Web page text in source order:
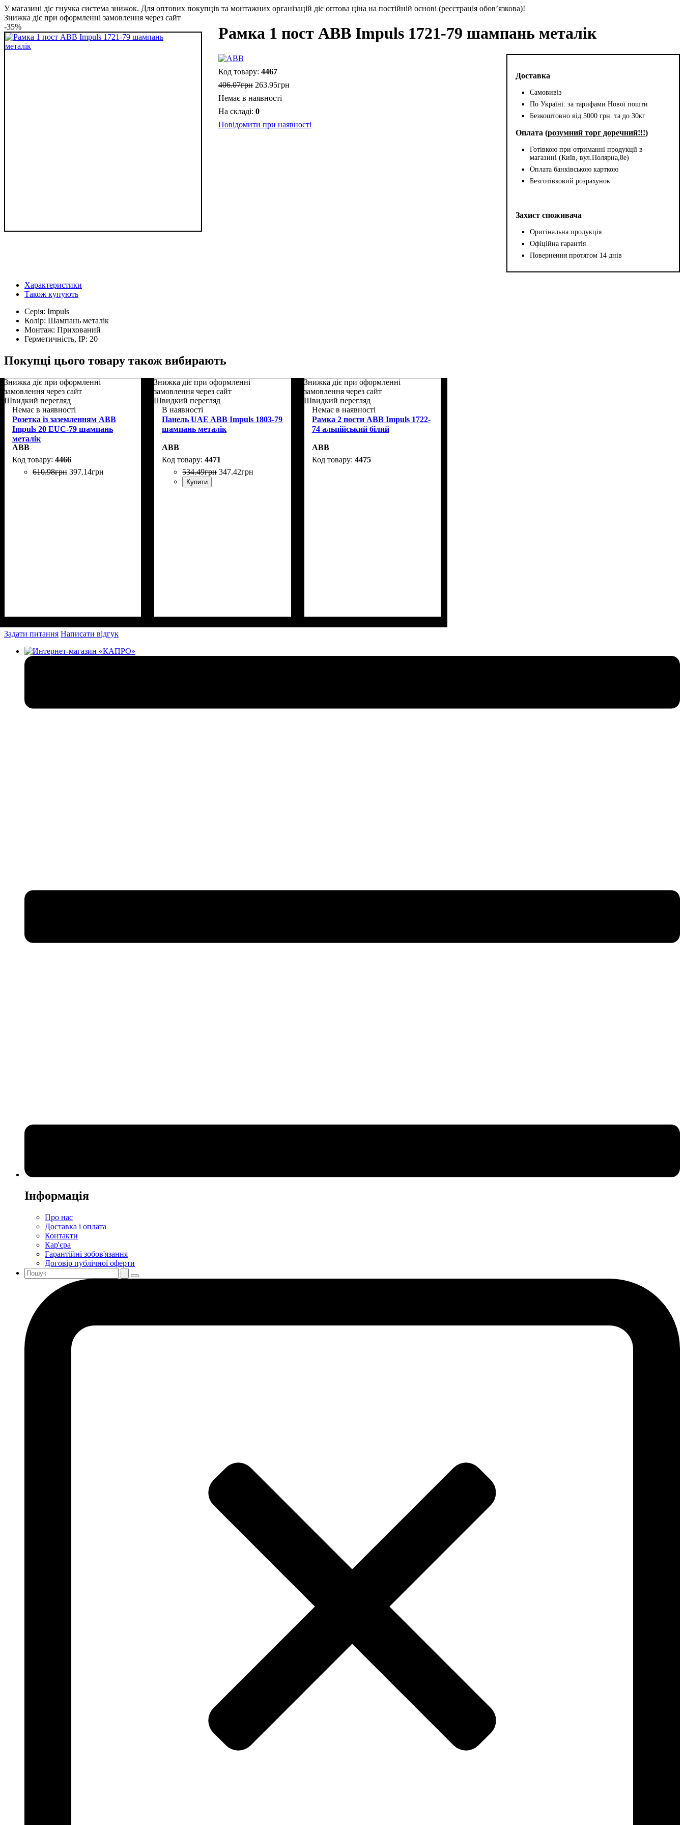
У магазині діє гнучка система знижок. Для оптових покупців та монтажних організацій діє оптова ціна на постійній основі (реєстрація обов’язкова)!
Знижка діє при оформленні замовлення через сайт
-35%
Рамка 1 пост ABB Impuls 1721-79 шампань металік
Доставка
Самовивіз
По Україні: за тарифами Нової пошти
Безкоштовно від 5000 грн. та до 30кг
Оплата (розумний торг доречний!!!)
Готівкою при отриманні продукції в
магазині (Київ, вул.Полярна,8е)
Оплата банківською карткою
Безготівковий розрахунок
Захист споживача
Оригінальна продукція
Офіційна гарантія
Повернення протягом 14 днів
4467
406.07грн 263.95грн
Немає в наявності
0
Повідомити при наявності
Характеристики
Також купують
Серія: Impuls
Колір: Шампань металік
Монтаж: Прихований
Герметичність, IP: 20
Покупці цього товару також вибирають
Знижка діє при оформленні
замовлення через сайт
Швидкий перегляд
Немає в наявності
Розетка із заземленням ABB
Impuls 20 EUC-79 шампань
металік
ABB
4466
610.98грн 397.14грн
Знижка діє при оформленні
замовлення через сайт
Швидкий перегляд
В наявності
Панель UAE ABB Impuls 1803-79
шампань металік
ABB
4471
534.49грн 347.42грн
Купити
Знижка діє при оформленні
замовлення через сайт
Швидкий перегляд
Немає в наявності
Рамка 2 пости ABB Impuls 1722-
74 альпійський білий
ABB
4475
Задати питання Написати відгук
Інформація
Про нас
Доставка і оплата
Контакти
Кар'єра
Гарантійні зобов'язання
Договір публічної оферти